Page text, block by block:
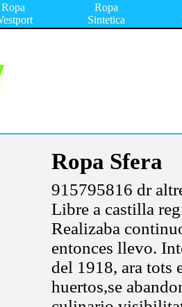
Ropa
Ropa
Sintetica
Ropa Sfera
915795816 dr
Libre a castilla
Realizaba
entonces llevo.
del 1918, ara tots
huertos,se